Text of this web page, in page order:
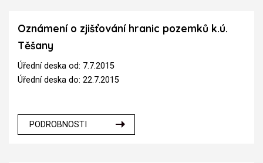
Oznámení o zjišťování hranic pozemků k.ú.
Těšany
Úřední deska od: 7.7.2015
Úřední deska do: 22.7.2015
PODROBNOSTI